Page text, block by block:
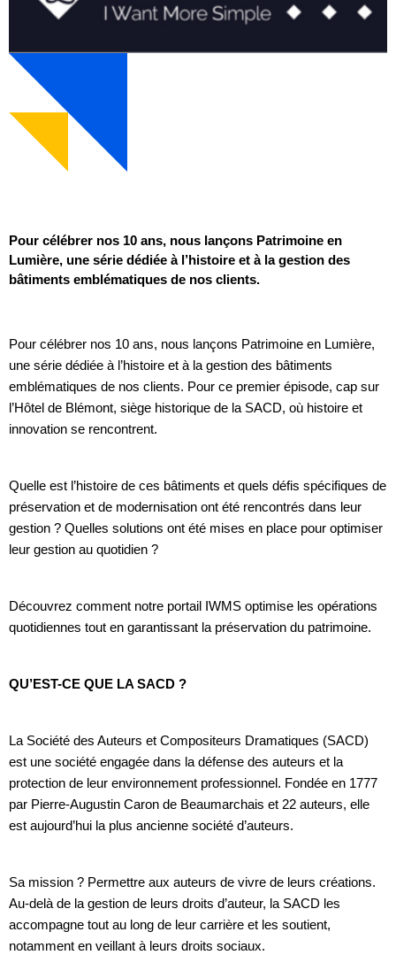
Pour célébrer nos 10 ans, nous lançons Patrimoine en
Lumière, une série dédiée à l’histoire et à la gestion des
bâtiments emblématiques de nos clients.
Pour célébrer nos 10 ans, nous lançons Patrimoine en Lumière,
une série dédiée à l’histoire et à la gestion des bâtiments
emblématiques de nos clients. Pour ce premier épisode, cap sur
l’Hôtel de Blémont, siège historique de la SACD, où histoire et
innovation se rencontrent.
Quelle est l’histoire de ces bâtiments et quels défis spécifiques de
préservation et de modernisation ont été rencontrés dans leur
gestion ? Quelles solutions ont été mises en place pour optimiser
leur gestion au quotidien ?
Découvrez comment notre portail IWMS optimise les opérations
quotidiennes tout en garantissant la préservation du patrimoine.
QU’EST-CE QUE LA SACD ?
La Société des Auteurs et Compositeurs Dramatiques (SACD)
est une société engagée dans la défense des auteurs et la
protection de leur environnement professionnel. Fondée en 1777
par Pierre-Augustin Caron de Beaumarchais et 22 auteurs, elle
est aujourd’hui la plus ancienne société d’auteurs.
Sa mission ? Permettre aux auteurs de vivre de leurs créations.
Au-delà de la gestion de leurs droits d’auteur, la SACD les
accompagne tout au long de leur carrière et les soutient,
notamment en veillant à leurs droits sociaux.